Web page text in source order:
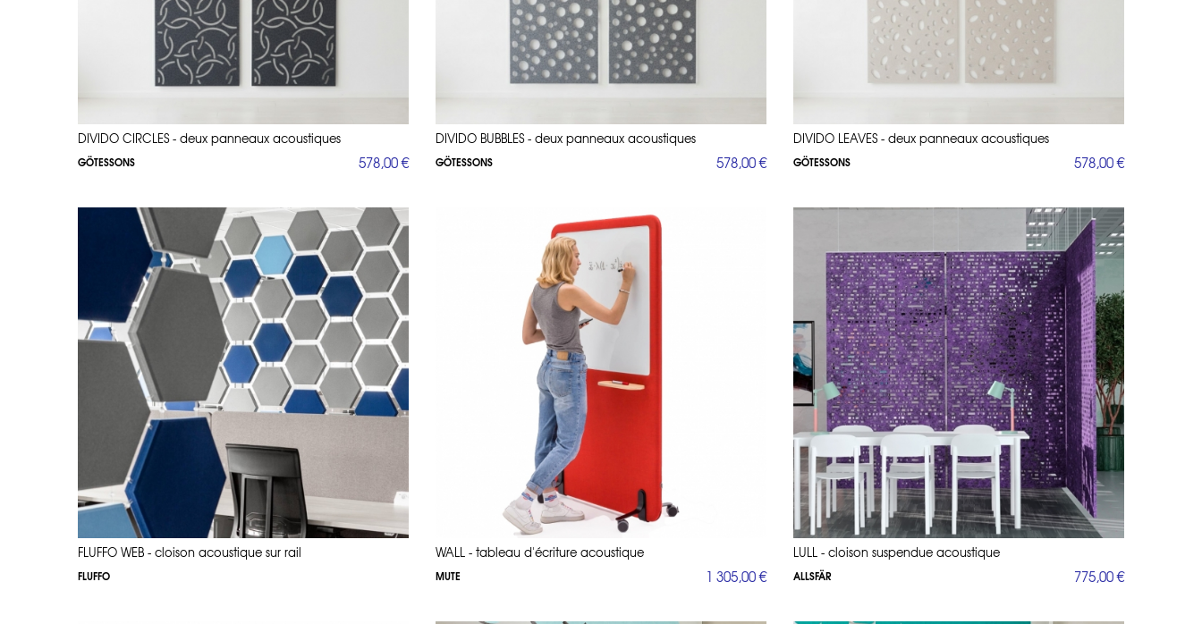
DIVIDO CIRCLES - deux panneaux acoustiques
GÖTESSONS 578,00 €
DIVIDO BUBBLES - deux panneaux acoustiques
GÖTESSONS 578,00 €
DIVIDO LEAVES - deux panneaux acoustiques
GÖTESSONS 578,00 €
FLUFFO WEB - cloison acoustique sur rail
FLUFFO
WALL - tableau d'écriture acoustique
MUTE 1 305,00 €
LULL - cloison suspendue acoustique
ALLSFÄR 775,00 €